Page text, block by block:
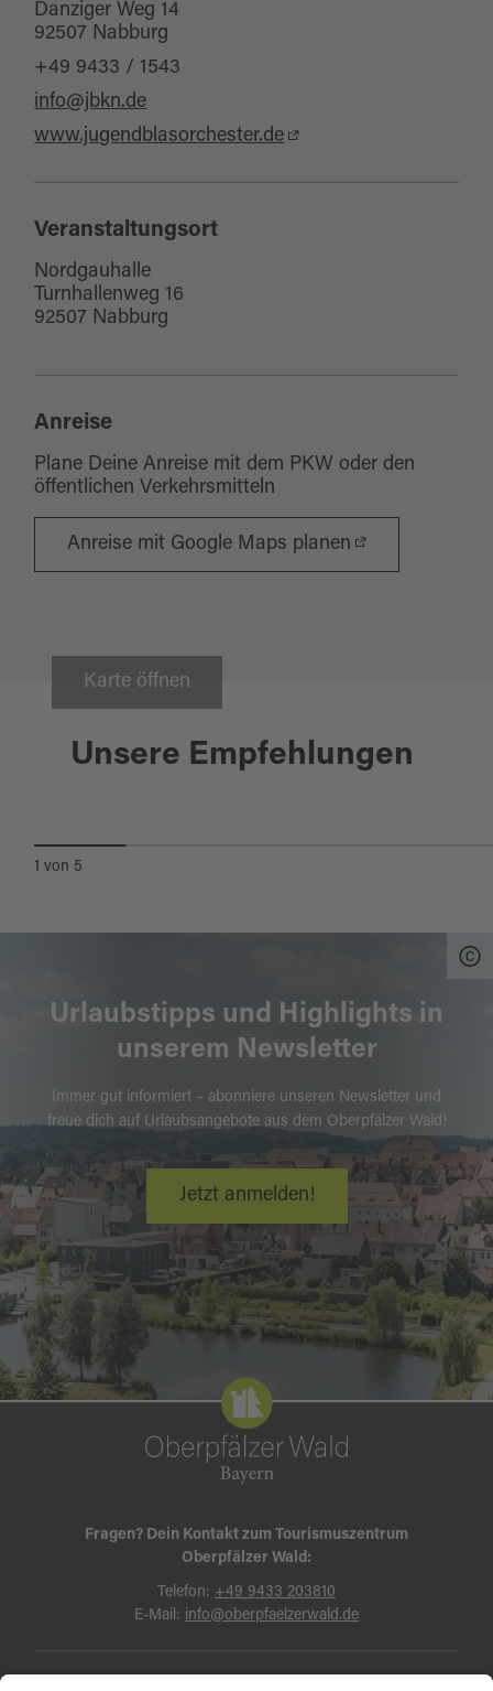
Barrierefrei
Zielgruppe Erwachsene
Zielgruppe Familien
Zielgruppe Senioren
für Gruppen
Danziger Weg 14
92507 Nabburg
+49 9433 / 1543
info@jbkn.de
www.jugendblasorchester.de
Veranstaltungsort
Nordgauhalle
Turnhallenweg 16
92507 Nabburg
Anreise
Plane Deine Anreise mit dem PKW oder den
öffentlichen Verkehrsmitteln
Anreise mit Google Maps planen
Karte öffnen
Unsere Empfehlungen
Nabburg 25.09.2026
1 von 5
Urlaubstipps und Highlights in
unserem Newsletter
Immer gut informiert – abonniere unseren Newsletter und
freue dich auf Urlaubsangebote aus dem Oberpfälzer Wald!
Jetzt anmelden!
Fragen? Dein Kontakt zum Tourismuszentrum
Oberpfälzer Wald:
Telefon: +49 9433 203810
E-Mail: info@oberpfaelzerwald.de